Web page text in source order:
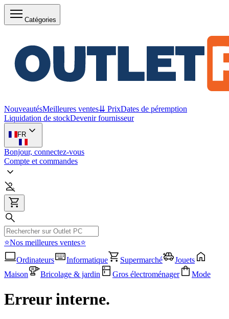
Catégories
NouveautésMeilleures ventes⇊ PrixDates de péremption
Liquidation de stockDevenir fournisseur
FR
Bonjour, connectez-vous
Compte et commandes
⭐Nos meilleures ventes⭐
Ordinateurs
Informatique Supermarché
Jouets
Maison
Bricolage & jardin Gros électroménager Mode
Erreur interne.